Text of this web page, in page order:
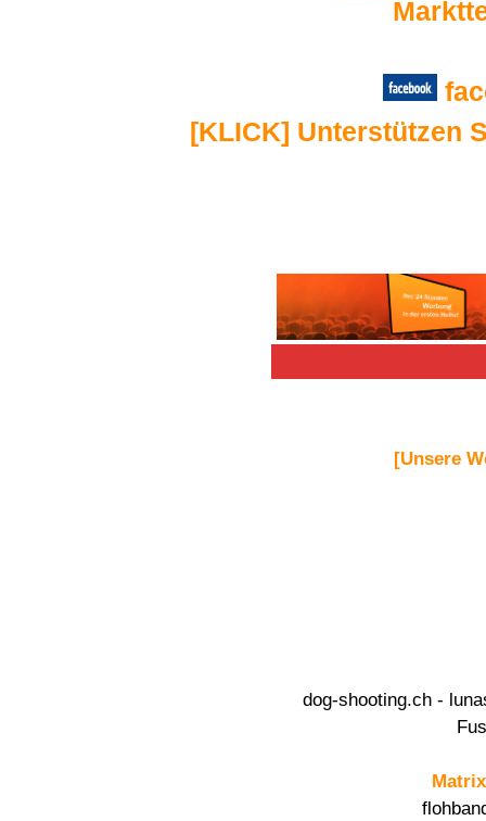
[KLICK] Unterstützen
[Unsere
dog-shooting.ch -